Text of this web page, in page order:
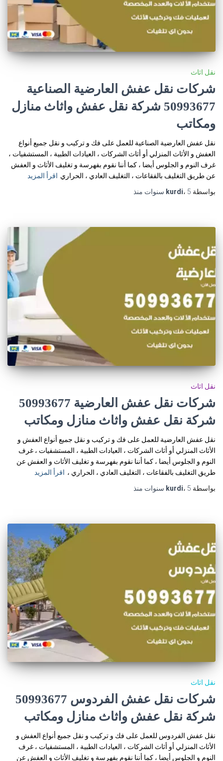
نقل اثاث
شركات نقل عفش العارضية الصناعية
50993677 شركة نقل عفش واثاث منازل
ومكاتب
نقل عفش العارضية الصناعية للعمل على فك و تركيب و نقل جميع أنواع
العفش و الأثاث المنزلي أو أثاث الشركات ، العيادات الطبية ، المستشفيات ،
غرف النوم و الجلوس أيضا ، كما أننا نقوم بفهرسة و تغليف الأثاث و العفش
عن طريق التغليف بالفقاعات ، التغليف العادي ، الحراري اقرأ المزيد
بواسطة
kurdi، 5 سنوات منذ
نقل اثاث
شركات نقل عفش العارضية 50993677
شركة نقل عفش واثاث منازل ومكاتب
نقل عفش العارضية للعمل على فك و تركيب و نقل جميع أنواع العفش و
الأثاث المنزلي أو أثاث الشركات ، العيادات الطبية ، المستشفيات ، غرف
النوم و الجلوس أيضا ، كما أننا نقوم بفهرسة و تغليف الأثاث و العفش عن
طريق التغليف بالفقاعات ، التغليف العادي ، الحراري ، اقرأ المزيد
بواسطة
kurdi، 5 سنوات منذ
نقل اثاث
شركات نقل عفش الفردوس 50993677
شركة نقل عفش واثاث منازل ومكاتب
نقل عفش الفردوس للعمل على فك و تركيب و نقل جميع أنواع العفش و
الأثاث المنزلي أو أثاث الشركات ، العيادات الطبية ، المستشفيات ، غرف
النوم و الجلوس أيضا ، كما أننا نقوم بفهرسة و تغليف الأثاث و العفش عن